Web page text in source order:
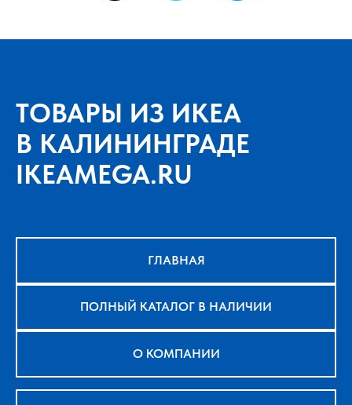
ТОВАРЫ ИЗ ИКЕА
В КАЛИНИНГРАДЕ
IKEAMEGA.RU
ГЛАВНАЯ
ПОЛНЫЙ КАТАЛОГ В НАЛИЧИИ
О КОМПАНИИ